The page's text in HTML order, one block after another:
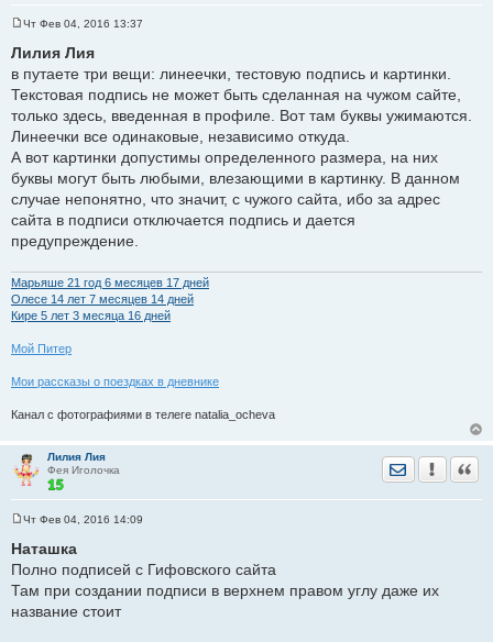
о
б
е
н
е
Чт Фев 04, 2016 13:37
Лилия Лия
в путаете три вещи: линеечки, тестовую подпись и картинки.
Текстовая подпись не может быть сделанная на чужом сайте,
только здесь, введенная в профиле. Вот там буквы ужимаются.
Линеечки все одинаковые, независимо откуда.
А вот картинки допустимы определенного размера, на них
буквы могут быть любыми, влезающими в картинку. В данном
случае непонятно, что значит, с чужого сайта, ибо за адрес
сайта в подписи отключается подпись и дается
предупреждение.
Марьяше 21 год 6 месяцев 17 дней
Олесе 14 лет 7 месяцев 14 дней
Кире 5 лет 3 месяца 16 дней
Мой Питер
Мои рассказы о поездках в дневнике
Канал с фотографиями в телеге natalia_ocheva
Лилия Лия
Фея Иголочка
Отправить
о
б
е
н
Чт Фев 04, 2016 14:09
Наташка
Полно подписей с Гифовского сайта
Там при создании подписи в верхнем правом углу даже их
название стоит